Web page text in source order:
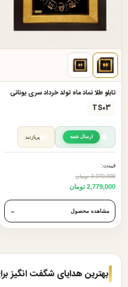
تابلو طلا نماد ماه تولد خرداد سری یونانی
TS03
ارسال شنبه پربازدید
قیمت:
3,970,000 تومان
2,779,000 تومان
مشاهده محصول ←
بهترین هدایای شگفت انگیز